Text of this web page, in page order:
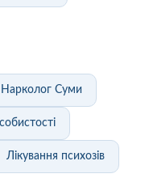
Нарколог Суми
Лікування психозів